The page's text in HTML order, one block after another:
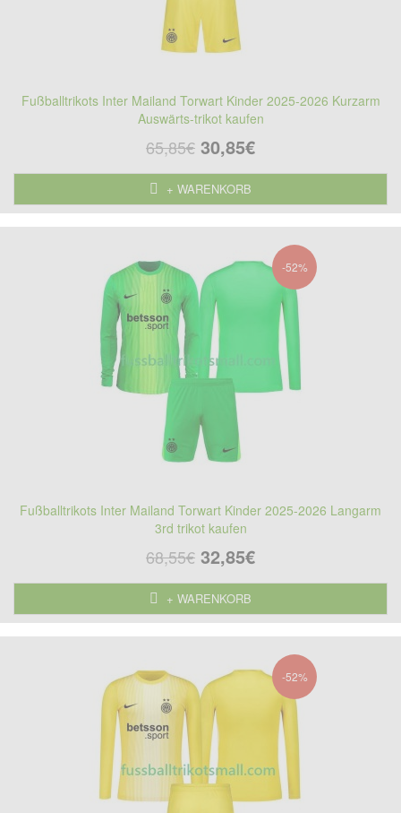
Fußballtrikots Inter Mailand Torwart Kinder 2025-2026 Kurzarm
Auswärts-trikot kaufen
65,85€ 30,85€
+ WARENKORB
-52%
Fußballtrikots Inter Mailand Torwart Kinder 2025-2026 Langarm
3rd trikot kaufen
68,55€ 32,85€
+ WARENKORB
-52%